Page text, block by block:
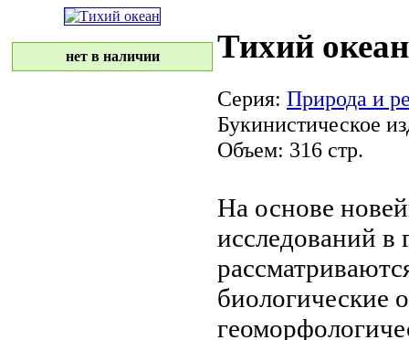
нет в наличии Тихий океан
Серия: Природа и
Букинистическое
Объем: 316 стр.
На основе
исследований в
биологические